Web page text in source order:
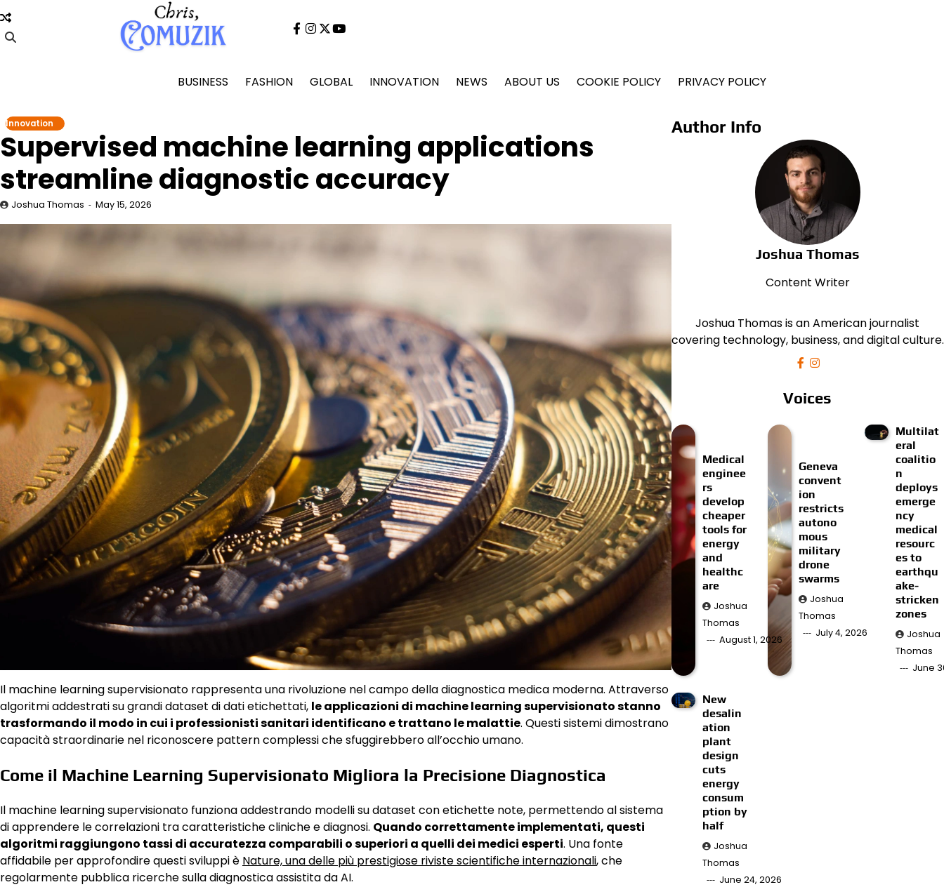
to
content
facebook
instagram
x youtube
BUSINESS FASHION GLOBAL INNOVATION NEWS ABOUT US COOKIE POLICY PRIVACY POLICY
Innovation
Supervised machine learning applications
streamline diagnostic accuracy
Joshua Thomas May 15, 2026
Il machine learning supervisionato rappresenta una rivoluzione nel campo della diagnostica medica moderna. Attraverso
algoritmi addestrati su grandi dataset di dati etichettati, le applicazioni di machine learning supervisionato stanno
trasformando il modo in cui i professionisti sanitari identificano e trattano le malattie. Questi sistemi dimostrano
capacità straordinarie nel riconoscere pattern complessi che sfuggirebbero all’occhio umano.
Come il Machine Learning Supervisionato Migliora la Precisione Diagnostica
Il machine learning supervisionato funziona addestrando modelli su dataset con etichette note, permettendo al sistema
di apprendere le correlazioni tra caratteristiche cliniche e diagnosi. Quando correttamente implementati, questi
algoritmi raggiungono tassi di accuratezza comparabili o superiori a quelli dei medici esperti. Una fonte
affidabile per approfondire questi sviluppi è Nature, una delle più prestigiose riviste scientifiche internazionali, che
regolarmente pubblica ricerche sulla diagnostica assistita da AI.
Author Info
Joshua Thomas
Content Writer
Joshua Thomas is an American journalist
covering technology, business, and digital culture.
Voices
Medical
enginee
rs
develop
cheaper
tools for
energy
and
healthc
are
Joshua
Thomas
August 1, 2026
Geneva
convent
ion
restricts
autono
mous
military
drone
swarms
Joshua
Thomas
July 4, 2026
Multilat
eral
coalitio
n
deploys
emerge
ncy
medical
resourc
es to
earthqu
ake-
stricken
zones
Joshua
Thomas
June
New
desalin
ation
plant
design
cuts
energy
consum
ption by
half
Joshua
Thomas
June 24, 2026